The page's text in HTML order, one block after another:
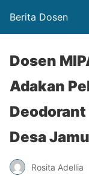
Berita Dosen
Dosen
Adakan
Deodorant
Desa
Rosita Adellia